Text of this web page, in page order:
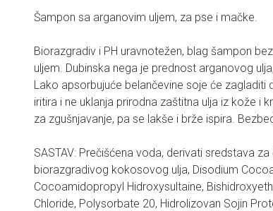
Šampon sa arganovim uljem, za pse i mačke.
Biorazgradiv i PH uravnotežen, blag šampon
uljem. Dubinska nega je prednost arganovog
Lako apsorbujuće belančevine soje će zagladiti
iritira i ne uklanja prirodna zaštitna ulja iz kože i
za zgušnjavanje, pa se lakše i brže ispira.
SASTAV: Prečišćena voda, derivati sredstava
biorazgradivog kokosovog ulja, Disodium
Cocoamidopropyl Hidroxysultaine,
Chloride, Polysorbate 20, Hidrolizovan Sojin